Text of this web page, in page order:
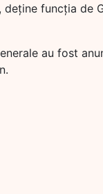
deţine funcţia de
au fost